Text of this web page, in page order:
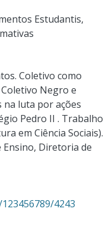
Estudantis,
Coletivo como
Negro e
na luta por ações
Pedro II . Trabalho
em Ciência Sociais).
Ensino, Diretoria de
4243